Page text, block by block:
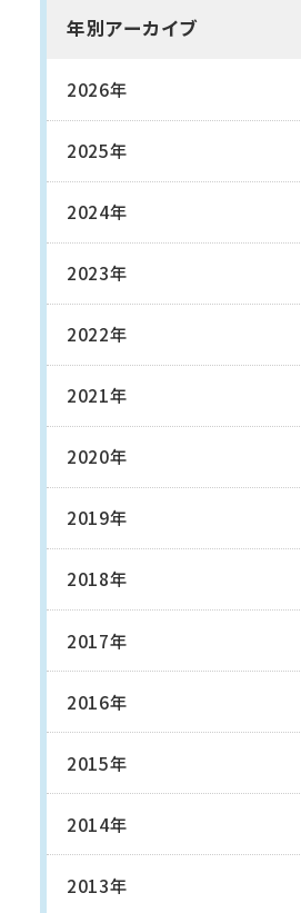
年別アーカイブ
2026年
2025年
2024年
2023年
2022年
2021年
2020年
2019年
2018年
2017年
2016年
2015年
2014年
2013年